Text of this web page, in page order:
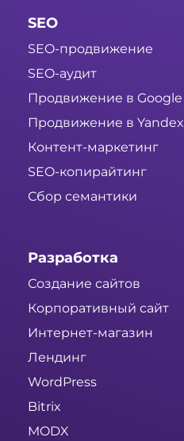
SEO
SEO-продвижение
SEO-аудит
Продвижение в Google
Продвижение в Yandex
Контент-маркетинг
SEO-копирайтинг
Сбор семантики
Разработка
Создание сайтов
Корпоративный сайт
Интернет-магазин
Лендинг
WordPress
Bitrix
MODX